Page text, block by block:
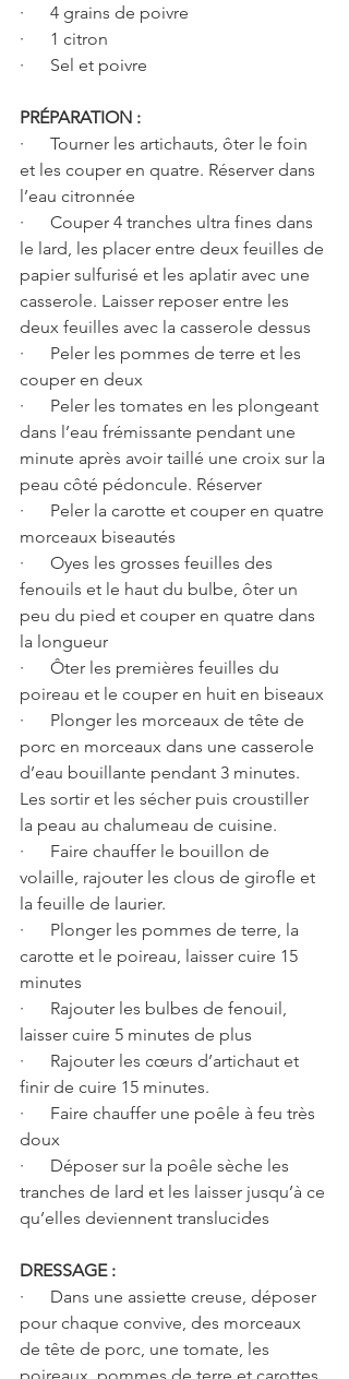
·      4 grains de poivre
·      1 citron
·      Sel et poivre
PRÉPARATION :
·      Tourner les artichauts, ôter le foin
et les couper en quatre. Réserver dans
l’eau citronnée
·      Couper 4 tranches ultra fines dans
le lard, les placer entre deux feuilles de
papier sulfurisé et les aplatir avec une
casserole. Laisser reposer entre les
deux feuilles avec la casserole dessus
·      Peler les pommes de terre et les
couper en deux
·      Peler les tomates en les plongeant
dans l’eau frémissante pendant une
minute après avoir taillé une croix sur la
peau côté pédoncule. Réserver
·      Peler la carotte et couper en quatre
morceaux biseautés
·      Oyes les grosses feuilles des
fenouils et le haut du bulbe, ôter un
peu du pied et couper en quatre dans
la longueur
·      Ôter les premières feuilles du
poireau et le couper en huit en biseaux
·      Plonger les morceaux de tête de
porc en morceaux dans une casserole
d’eau bouillante pendant 3 minutes.
Les sortir et les sécher puis croustiller
la peau au chalumeau de cuisine.
·      Faire chauffer le bouillon de
volaille, rajouter les clous de girofle et
la feuille de laurier.
·      Plonger les pommes de terre, la
carotte et le poireau, laisser cuire 15
minutes
·      Rajouter les bulbes de fenouil,
laisser cuire 5 minutes de plus
·      Rajouter les cœurs d’artichaut et
finir de cuire 15 minutes.
·      Faire chauffer une poêle à feu très
doux
·      Déposer sur la poêle sèche les
tranches de lard et les laisser jusqu’à ce
qu’elles deviennent translucides
DRESSAGE :
·      Dans une assiette creuse, déposer
pour chaque convive, des morceaux
de tête de porc, une tomate, les